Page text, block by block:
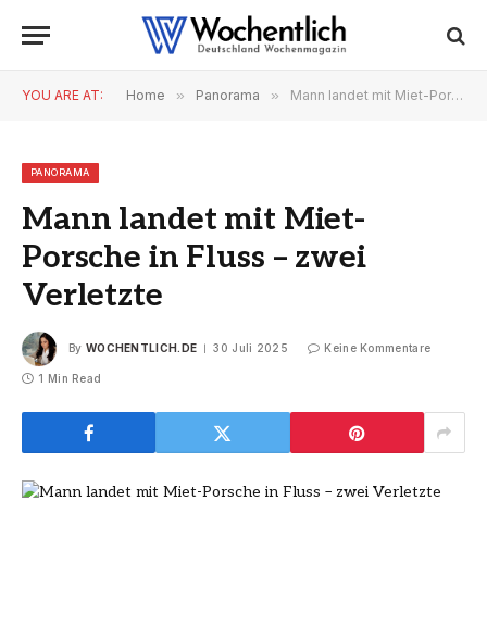
YOU ARE AT: Home » Panorama » Mann landet mit Miet-Porsche in Fluss – zwei Verletzte
PANORAMA
Mann landet mit Miet-
Porsche in Fluss – zwei
Verletzte
By WOCHENTLICH.DE 30 Juli 2025 Keine Kommentare
1 Min Read